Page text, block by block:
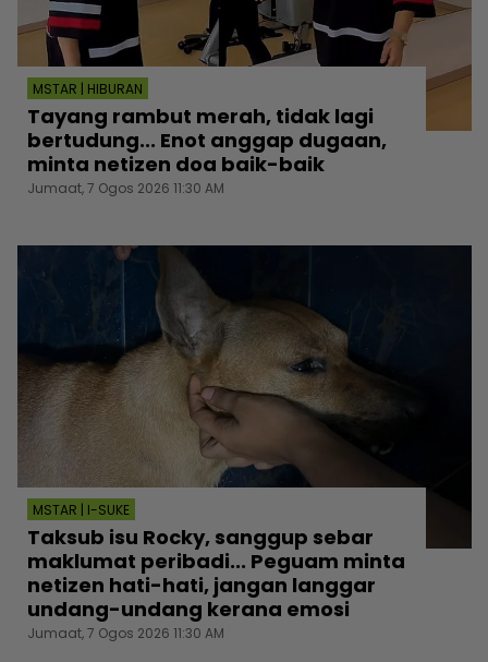
MSTAR | HIBURAN
Tayang rambut merah, tidak lagi
bertudung... Enot anggap dugaan,
minta netizen doa baik-baik
Jumaat, 7 Ogos 2026 11:30 AM
MSTAR | I-SUKE
Taksub isu Rocky, sanggup sebar
maklumat peribadi... Peguam minta
netizen hati-hati, jangan langgar
undang-undang kerana emosi
Jumaat, 7 Ogos 2026 11:30 AM